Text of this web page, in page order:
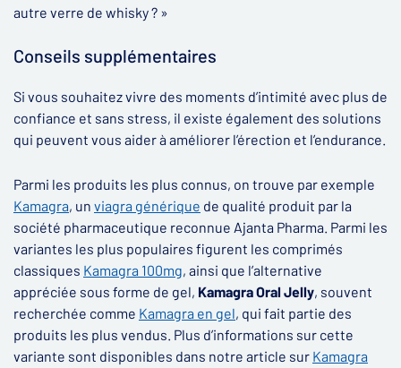
autre verre de whisky ? »
Conseils supplémentaires
Si vous souhaitez vivre des moments d’intimité avec plus de
confiance et sans stress, il existe également des solutions
qui peuvent vous aider à améliorer l’érection et l’endurance.
Parmi les produits les plus connus, on trouve par exemple
Kamagra, un viagra générique de qualité produit par la
société pharmaceutique reconnue Ajanta Pharma. Parmi les
variantes les plus populaires figurent les comprimés
classiques Kamagra 100mg, ainsi que l’alternative
appréciée sous forme de gel, Kamagra Oral Jelly, souvent
recherchée comme Kamagra en gel, qui fait partie des
produits les plus vendus. Plus d’informations sur cette
variante sont disponibles dans notre article sur Kamagra